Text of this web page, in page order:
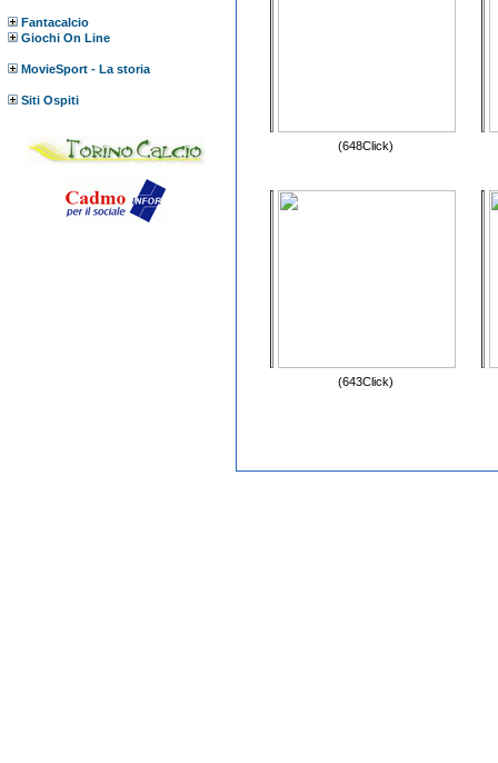
Fantacalcio
Giochi On Line
MovieSport - La storia
Siti Ospiti
(648Click)
(643Click)